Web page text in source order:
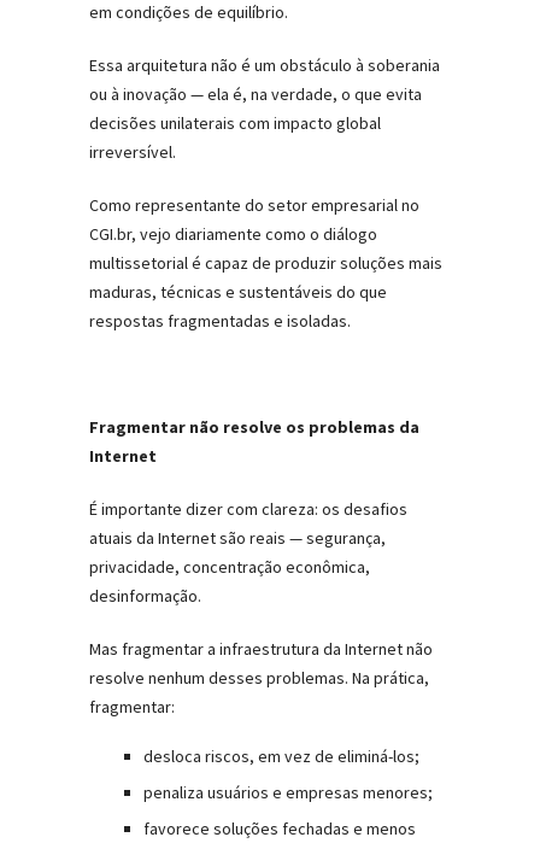
em condições de equilíbrio.
Essa arquitetura não é um obstáculo à soberania
ou à inovação — ela é, na verdade, o que evita
decisões unilaterais com impacto global
irreversível.
Como representante do setor empresarial no
CGI.br, vejo diariamente como o diálogo
multissetorial é capaz de produzir soluções mais
maduras, técnicas e sustentáveis do que
respostas fragmentadas e isoladas.
Fragmentar não resolve os problemas da
Internet
É importante dizer com clareza: os desafios
atuais da Internet são reais — segurança,
privacidade, concentração econômica,
desinformação.
Mas fragmentar a infraestrutura da Internet não
resolve nenhum desses problemas. Na prática,
fragmentar:
desloca riscos, em vez de eliminá-los;
penaliza usuários e empresas menores;
favorece soluções fechadas e menos